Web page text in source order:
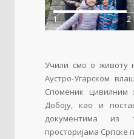
1 2
Учили смо о животу
Аустро-Угарском
Споменик цивилним
Добоју, као и
документима из
просторијама Српске